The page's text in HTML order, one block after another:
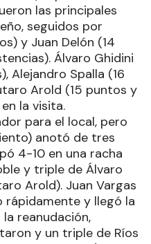
las principales
seguidos por
y Juan Delón (14
Álvaro Ghidini
Alejandro Spalla (16
Arold (15 puntos y
la visita.
para el local, pero
anotó de tres
4-10 en una racha
y triple de Álvaro
Arold). Juan Vargas
y llegó la
reanudación,
y un triple de Ríos